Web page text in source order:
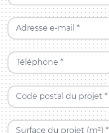
Adresse e-mail *
Téléphone *
Code postal du projet *
Surface du projet (m²) *